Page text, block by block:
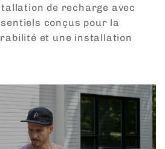
de recharge avec
conçus pour la
et une installation